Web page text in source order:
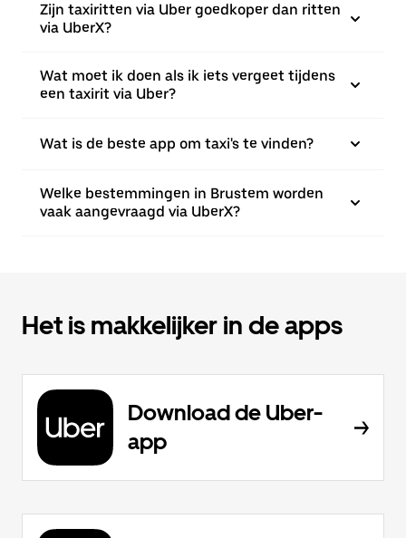
Zijn taxiritten via Uber goedkoper dan ritten
via UberX?
Wat moet ik doen als ik iets vergeet tijdens
een taxirit via Uber?
Wat is de beste app om taxi's te vinden?
Welke bestemmingen in Brustem worden
vaak aangevraagd via UberX?
Het is makkelijker in de apps
Download de Uber-
app